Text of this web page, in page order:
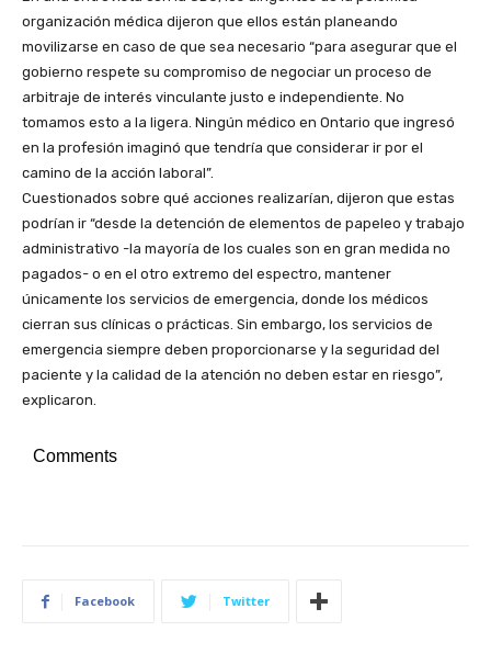
organización médica dijeron que ellos están planeando
movilizarse en caso de que sea necesario “para asegurar que el
gobierno respete su compromiso de negociar un proceso de
arbitraje de interés vinculante justo e independiente. No
tomamos esto a la ligera. Ningún médico en Ontario que ingresó
en la profesión imaginó que tendría que considerar ir por el
camino de la acción laboral”.
Cuestionados sobre qué acciones realizarían, dijeron que estas
podrían ir “desde la detención de elementos de papeleo y trabajo
administrativo -la mayoría de los cuales son en gran medida no
pagados- o en el otro extremo del espectro, mantener
únicamente los servicios de emergencia, donde los médicos
cierran sus clínicas o prácticas. Sin embargo, los servicios de
emergencia siempre deben proporcionarse y la seguridad del
paciente y la calidad de la atención no deben estar en riesgo”,
explicaron.
Comments
Facebook Twitter